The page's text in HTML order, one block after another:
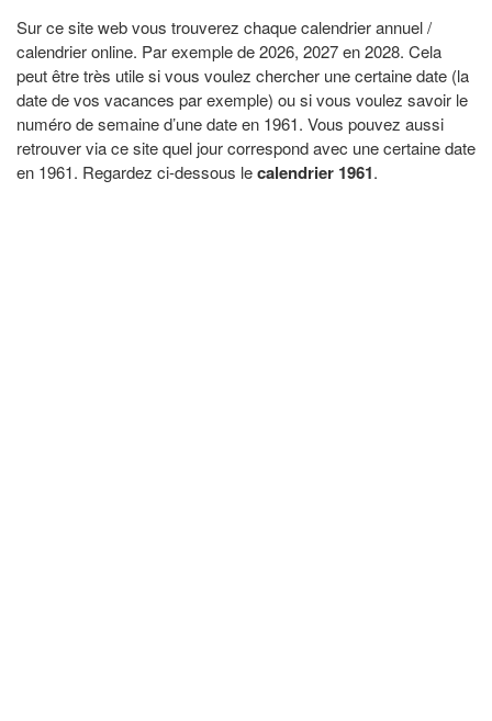
Sur ce site web vous trouverez chaque calendrier annuel /
calendrier online. Par exemple de 2026, 2027 en 2028. Cela
peut être très utile si vous voulez chercher une certaine date (la
date de vos vacances par exemple) ou si vous voulez savoir le
numéro de semaine d’une date en 1961. Vous pouvez aussi
retrouver via ce site quel jour correspond avec une certaine date
en 1961. Regardez ci-dessous lecalendrier 1961.